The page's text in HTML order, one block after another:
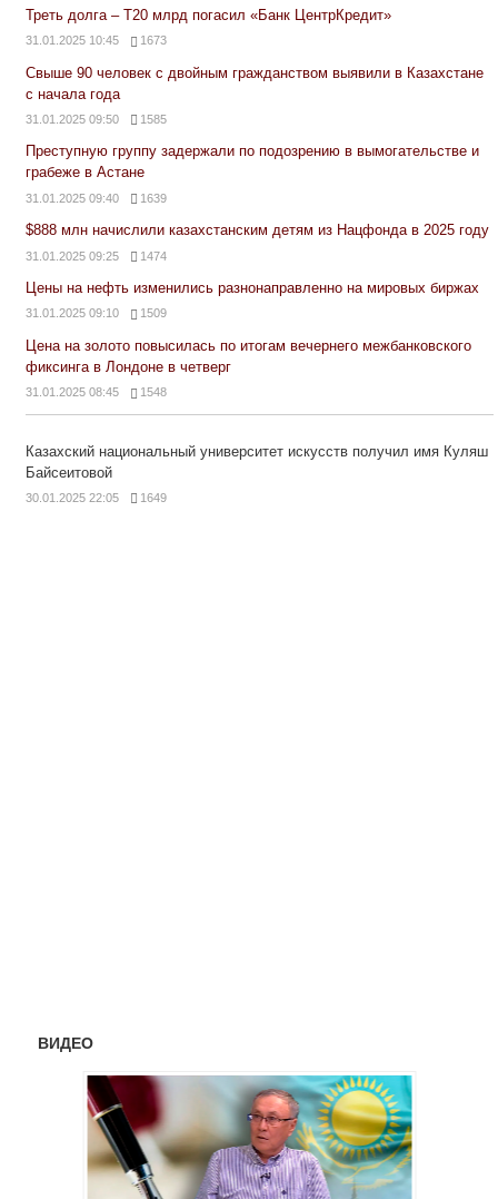
Треть долга – Т20 млрд погасил «Банк ЦентрКредит»
31.01.2025 10:45 1673
Свыше 90 человек с двойным гражданством выявили в Казахстане
с начала года
31.01.2025 09:50 1585
Преступную группу задержали по подозрению в вымогательстве и
грабеже в Астане
31.01.2025 09:40 1639
$888 млн начислили казахстанским детям из Нацфонда в 2025 году
31.01.2025 09:25 1474
Цены на нефть изменились разнонаправленно на мировых биржах
31.01.2025 09:10 1509
Цена на золото повысилась по итогам вечернего межбанковского
фиксинга в Лондоне в четверг
31.01.2025 08:45 1548
Казахский национальный университет искусств получил имя Куляш
Байсеитовой
30.01.2025 22:05 1649
ВИДЕО